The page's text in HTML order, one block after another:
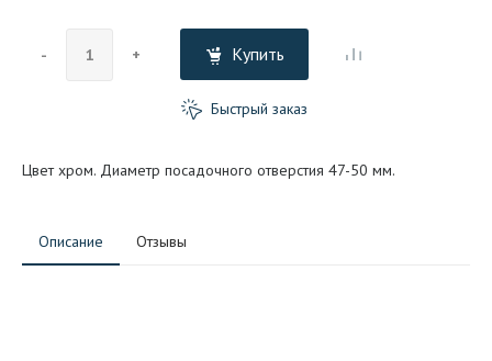
- + Купить
Быстрый заказ
Цвет хром. Диаметр посадочного отверстия 47-50 мм.
Описание Отзывы